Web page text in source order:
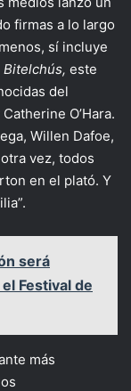
firmas a lo largo
sí incluye
este
del
O’Hara.
Willen Dafoe,
vez, todos
en el plató. Y
será
Festival de
más